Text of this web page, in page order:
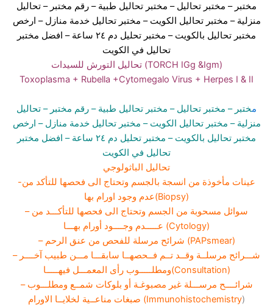
مختبر – مختبر تحاليل – مختبر تحاليل طبية – رقم مختبر – تحاليل
منزلية – مختبر تحاليل الكويت– مختبر تحاليل خدمة منازل – ارخص
مختبر تحاليل بالكويت – مختبر تحليل دم ٢٤ ساعة
– افضل مختبر
تحاليل في الكويت
تحاليل التورش للسيدات (TORCH IGg &Igm)
Toxoplasma + Rubella +Cytomegalo Virus + Herpes I & II
مختبر – مختبر تحاليل – مختبر تحاليل طبية – رقم مختبر – تحاليل
منزلية – مختبر تحاليل الكويت– مختبر تحاليل خدمة منازل – ارخص
مختبر تحاليل بالكويت – مختبر تحليل دم ٢٤ ساعة
– افضل مختبر
تحاليل في الكويت
تحاليل الباثولوجي
-عينات مأخوذة من انسجة بالجسم وتحتاج الى فحصها للتأكد من
عدم وجود اورام بها(Biopsy)
– سوائل مسحوبة من الجسم وتحتاج الى فحصها للتأكـــد من
عـــــدم وجــــود أورام بهـــا (Cytology)
– شرائح مرسلة للفحص من عنق الرحم (PAPsmear)
– شـــرائح مرسلــة وقــد تــم فــحصهــا سابقـــا مـــن طبيب آخــــر
ومطلـــــوب رأى المعمـــل فيهـــــا(Consultation)
– شرائــــح مرســـلة غير مصبوغـة أو بلوكات شمــع ومطلـــوب
صبغات مناعــية لخلايــا الاورام (Immunohistochemistry)